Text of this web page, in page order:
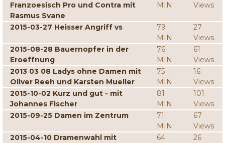
Franzoesisch Pro und Contra mit
Rasmus Svane
MIN
Views
2015-03-27 Heisser Angriff vs
79
MIN
27
Views
2015-08-28 Bauernopfer in der
Eroeffnung
76
MIN
61
Views
2013 03 08 Ladys ohne Damen mit
Oliver Reeh und Karsten Mueller
75
MIN
16
Views
2015-10-02 Kurz und gut - mit
Johannes Fischer
81
MIN
101
Views
2015-09-25 Damen im Zentrum
71
MIN
67
Views
2015-04-10 Dramenwahl mit
64
26